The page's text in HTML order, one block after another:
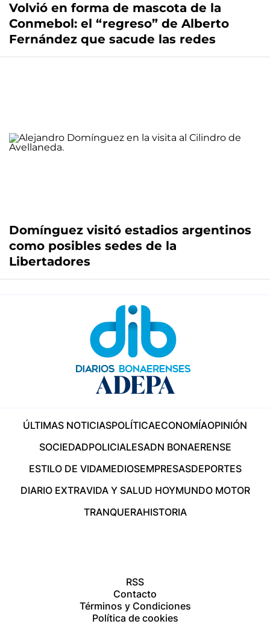
Volvió en forma de mascota de la
Conmebol: el “regreso” de Alberto
Fernández que sacude las redes
Domínguez visitó estadios argentinos
como posibles sedes de la
Libertadores
ÚLTIMAS NOTICIASPOLÍTICAECONOMÍAOPINIÓN
SOCIEDADPOLICIALESADN BONAERENSE
ESTILO DE VIDAMEDIOSEMPRESASDEPORTES
DIARIO EXTRAVIDA Y SALUD HOYMUNDO MOTOR
TRANQUERAHISTORIA
RSS
Contacto
Términos y Condiciones
Política de cookies